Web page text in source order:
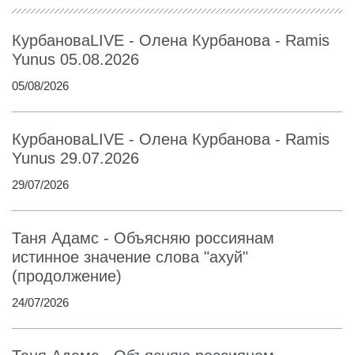
КурбановаLIVE - Олена Курбанова - Ramis
Yunus 05.08.2026
05/08/2026
КурбановаLIVE - Олена Курбанова - Ramis
Yunus 29.07.2026
29/07/2026
Таня Адамс - Объясняю россиянам
истинное значение слова "ахуй"
(продолжение)
24/07/2026